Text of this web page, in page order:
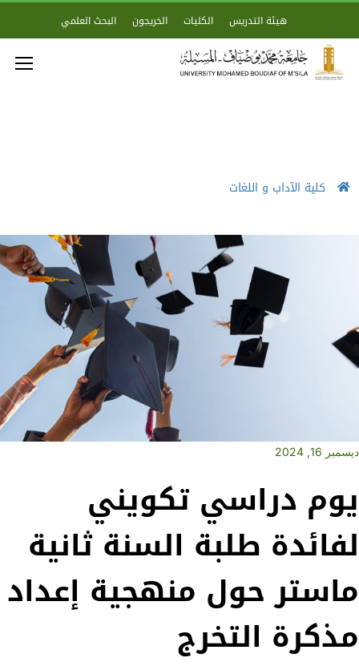
هيئة التدريس الكليات الخريجون البحث العلمي
كلية الآداب و اللغات
ديسمبر 16, 2024
يوم دراسي تكويني
لفائدة طلبة السنة ثانية
ماستر حول منهجية إعداد
مذكرة التخرج